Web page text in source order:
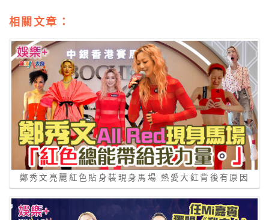
相關文章：
鄭秀文亮麗紅色貼身裝現身馬場 熱愛大紅背後有原因